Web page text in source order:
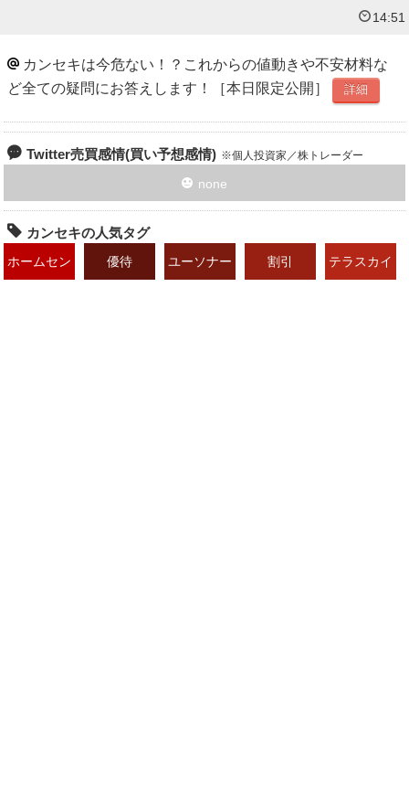
14:51
カンセキは今危ない！？これからの値動きや不安材料な
ど全ての疑問にお答えします！［本日限定公開］
詳細
Twitter売買感情(買い予想感情) 個人投資家／株トレーダー
none
カンセキの人気タグ
ホームセン 優待 ユーソナー 割引 テラスカイ